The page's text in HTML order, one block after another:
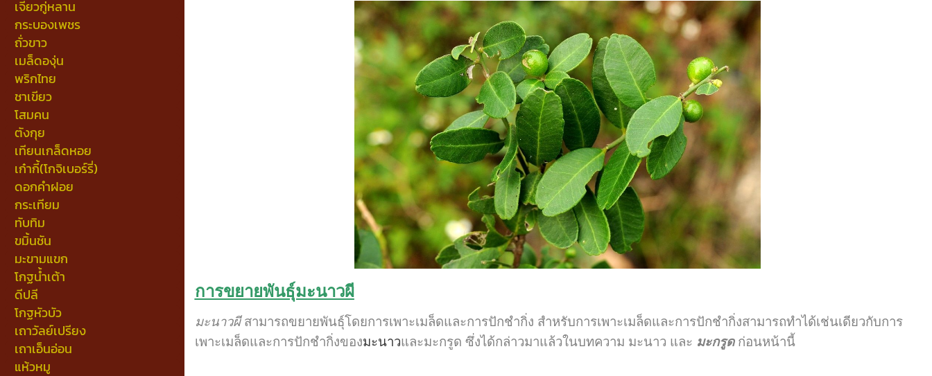
เจียวกู่หลาน
กระบองเพชร
ถั่วขาว
เมล็ดองุ่น
พริกไทย
ชาเขียว
โสมคน
ตังกุย
เทียนเกล็ดหอย
เก๋ากี้(โกจิเบอร์รี่)
ดอกคำฝอย
กระเทียม
ทับทิม
ขมิ้นชัน
มะขามแขก
โกฐน้ำเต้า
ดีปลี
โกฐหัวบัว
เถาวัลย์เปรียง
เถาเอ็นอ่อน
แห้วหมู
การขยายพันธุ์มะนาวผี
มะนาวผีสามารถขยายพันธุ์โดยการเพาะเมล็ดและการปักชำกิ่ง สำหรับการเพาะเมล็ดและการปักชำกิ่งสามารถทำได้เช่นเดียวกับการ
เพาะเมล็ดและการปักชำกิ่งของมะนาวและมะกรูด ซึ่งได้กล่าวมาแล้วในบทความ มะนาว และ มะกรูดก่อนหน้านี้